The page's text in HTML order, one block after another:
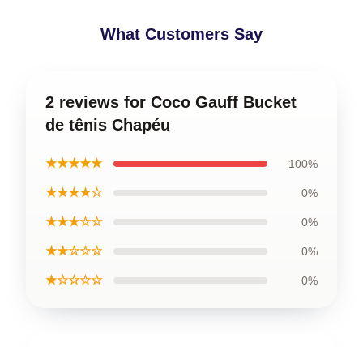
What Customers Say
2 reviews for Coco Gauff Bucket
de tênis Chapéu
★★★★★ 100%
★★★★☆ 0%
★★★☆☆ 0%
★★☆☆☆ 0%
★☆☆☆☆ 0%